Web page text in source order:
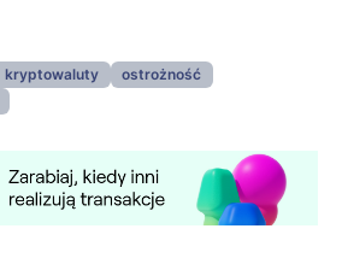
kryptowaluty
ostrożność